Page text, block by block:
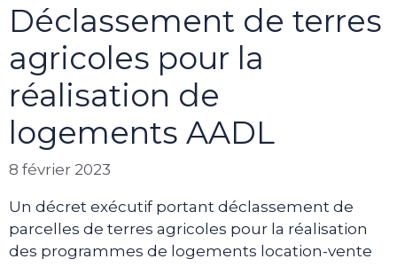
Déclassement de terres
agricoles pour la
réalisation de
logements AADL
8 février 2023
Un décret exécutif portant déclassement de
parcelles de terres agricoles pour la réalisation
des programmes de logements location-vente